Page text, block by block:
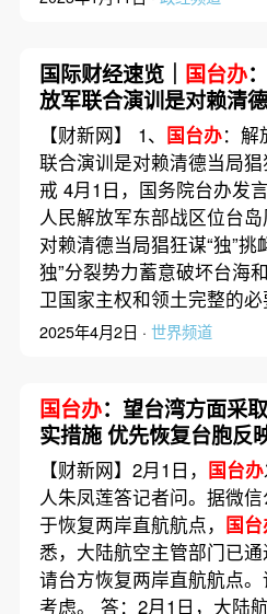
国际财经速览｜ 国台办
放军联合演训是对赖清
局猖狂谋“独”挑衅的坚
戒
【财新网】 1、 国台办：解
联合演训是对赖清德当局猖
戒 4月1日，国务院台办发
人民解放军东部战区位台
对赖清德当局猖狂谋“独”
独”分裂势力蓄意破坏台海
卫国家主权和领土完整的
2025年4月2日 · 世界频道
国台办：望台湾方面采
实措施 优先恢复台胞反
中的两岸直航航点
【财新网】2月1日， 国台办
人朱凤莲答记者问。据微
于恢复两岸直航航点， 国
悉，大陆航空主管部门已
请台方恢复两岸直航航点
考虑。 答：2月1日，大陆